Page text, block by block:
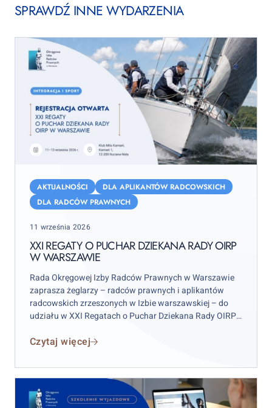
SPRAWDŹ INNE WYDARZENIA
Regaty
Dziekana
Rady
OIRP
Warszawie
AKTUALNOŚCI
DLA APLIKANTÓW RADCOWSKICH
DLA RADCÓW PRAWNYCH
Posted
11 września 2026
XXI REGATY O PUCHAR DZIEKANA RADY OIRP
W WARSZAWIE
Rada Okręgowej Izby Radców Prawnych w Warszawie
zaprasza żeglarzy – radców prawnych i aplikantów
radcowskich zrzeszonych w Izbie warszawskiej – do
udziału w XXI Regatach o Puchar Dziekana Rady OIRP
września 2026 r. (sobota–niedziela), przy czym
Czytaj więcej